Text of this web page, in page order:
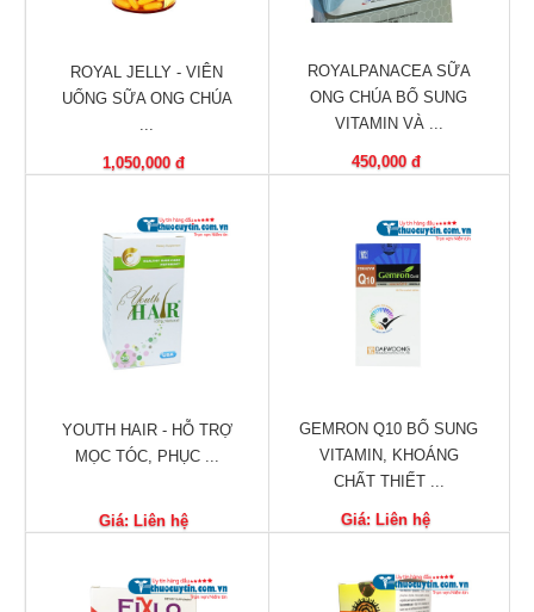
thuốc
ROYAL JELLY - VIÊN
UỐNG SỮA ONG CHÚA
1,050,000 đ
ROYALPANACEA SỮA
ONG CHÚA BỔ SUNG
VITAMIN VÀ ...
450,000 đ
YOUTH HAIR - HỖ TRỢ
MỌC TÓC, PHỤC ...
Giá: Liên hệ
GEMRON Q10 BỔ SUNG
VITAMIN, KHOÁNG
CHẤT THIẾT ...
Giá: Liên hệ